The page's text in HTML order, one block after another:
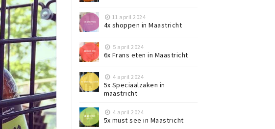
11 april 2024
4x shoppen in Maastricht
5 april 2024
6x Frans eten in Maastricht
4 april 2024
5x Speciaalzaken in
maastricht
4 april 2024
5x must see in Maastricht